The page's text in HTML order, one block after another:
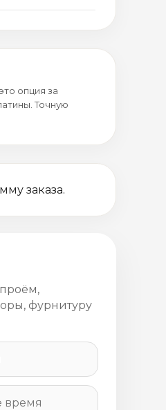
опция за
Точную
заказа.
фурнитуру